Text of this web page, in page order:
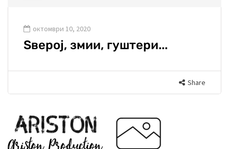
октомври 10, 2020
Ѕверој, змии, гуштери...
Share